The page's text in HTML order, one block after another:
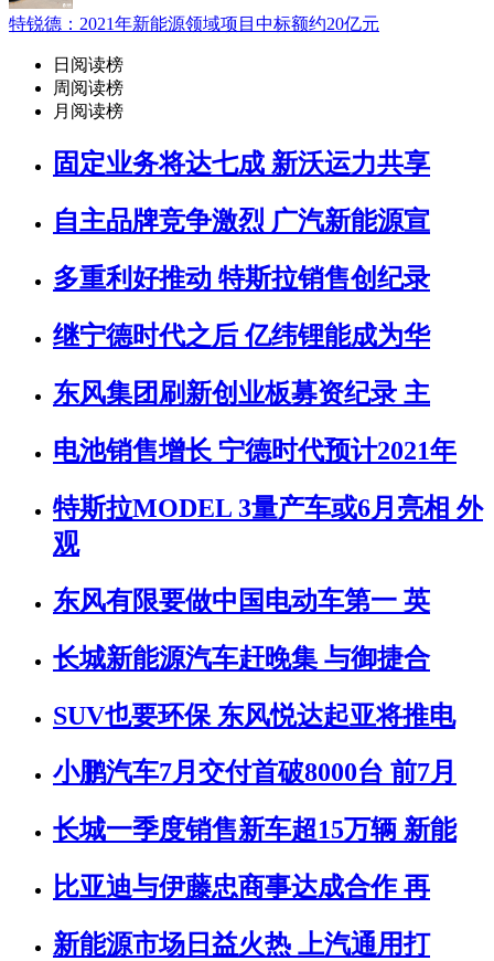
特锐德：2021年新能源领域项目中标额约20亿元
日阅读榜
周阅读榜
月阅读榜
固定业务将达七成 新沃运力共享
自主品牌竞争激烈 广汽新能源宣
多重利好推动 特斯拉销售创纪录
继宁德时代之后 亿纬锂能成为华
东风集团刷新创业板募资纪录 主
电池销售增长 宁德时代预计2021年
特斯拉MODEL 3量产车或6月亮相 外
观
东风有限要做中国电动车第一 英
长城新能源汽车赶晚集 与御捷合
SUV也要环保 东风悦达起亚将推电
小鹏汽车7月交付首破8000台 前7月
长城一季度销售新车超15万辆 新能
比亚迪与伊藤忠商事达成合作 再
新能源市场日益火热 上汽通用打